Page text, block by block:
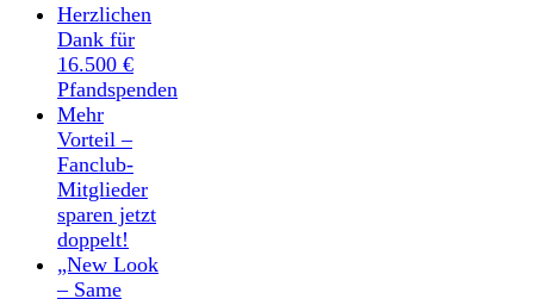
Herzlichen
Dank für
16.500 €
Pfandspenden
Mehr
Vorteil –
Fanclub-
Mitglieder
sparen jetzt
doppelt!
„New Look
– Same